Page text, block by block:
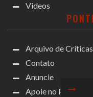
Videos
Arquivo de Críticas
Contato
Anuncie
Apoie no Patreon